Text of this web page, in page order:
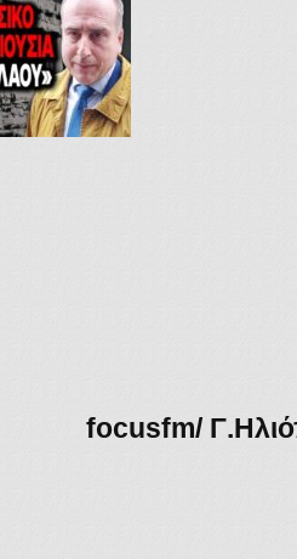
focusfm/ Γ